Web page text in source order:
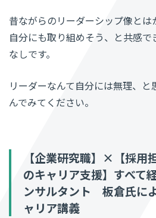
昔ながらのリーダーシップ像とは
自分にも取り組めそう、と共感
なしです。
リーダーなんて自分には無理、
んでみてください。
【企業研究職】×【採
のキャリア支援】すべて
ンサルタント 板倉氏に
ャリア講義